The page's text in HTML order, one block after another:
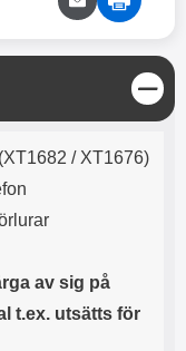
C
l
o
s
e
/ XT1676)
av sig på
t.ex. utsätts för